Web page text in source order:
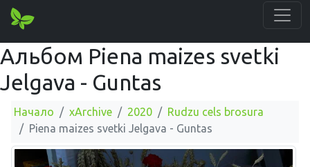
Альбом Piena maizes svetki
Jelgava - Guntas
Начало xArchive 2020
Rudzu cels brosura
Piena maizes svetki Jelgava - Guntas